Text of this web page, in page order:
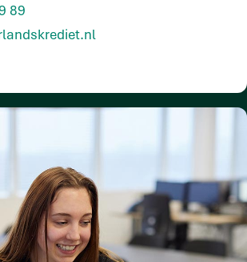
89